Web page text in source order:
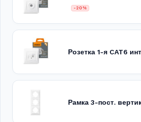
-20%
Розетка 1-я CAT6
Рамка 3-пост.